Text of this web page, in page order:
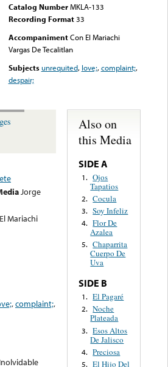
Catalog Number MKLA-133
Recording Format33
Accompaniment Con El Mariachi
Vargas De Tecalitlan
Subjects unrequited, love;,complaint;,
despair;
Jorge
Mariachi
,complaint;,
Also on
this Media
SIDE A
1. Ojos
Tapatios
2. Cocula
3. Soy Infeliz
4. Flor De
Azalea
5. Chaparrita
Cuerpo De
Uva
SIDE B
1. El Pagaré
2. Noche
Plateada
3. Esos Altos
De Jalisco
4. Preciosa
5. El Hijo Del